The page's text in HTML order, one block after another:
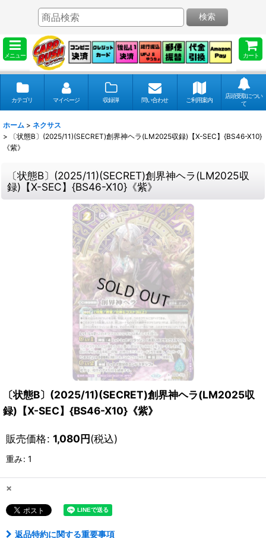
メニュー カート
検索
カテゴリ マイページ 収録弾 問い合わせ ご利用案内
店頭受取につい
て
ホーム > ネクサス
>
〔状態B〕(2025/11)(SECRET)創界神ヘラ(LM2025収録)【X-SEC】{BS46-X10}
《紫》
〔状態B〕(2025/11)(SECRET)創界神ヘラ(LM2025収
録)【X-SEC】{BS46-X10}《紫》
〔状態B〕(2025/11)(SECRET)創界神ヘラ(LM2025収
録)【X-SEC】{BS46-X10}《紫》
販売価格: 1,080円(税込)
重み: 1
×
返品特約に関する重要事項